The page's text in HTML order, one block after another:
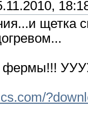
щетка
фермы!!!